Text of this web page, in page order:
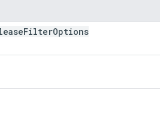
FilterOptions